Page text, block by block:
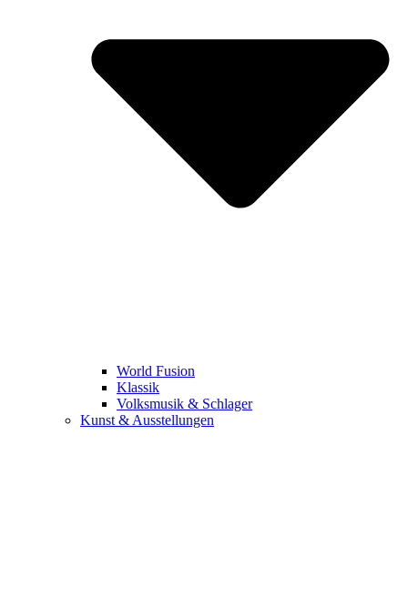
World Fusion
Klassik
Volksmusik & Schlager
Kunst & Ausstellungen